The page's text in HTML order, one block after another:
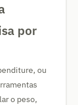
por
ou
o peso,